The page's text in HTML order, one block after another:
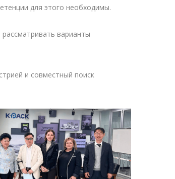
для этого необходимы.
варианты
и совместный поиск